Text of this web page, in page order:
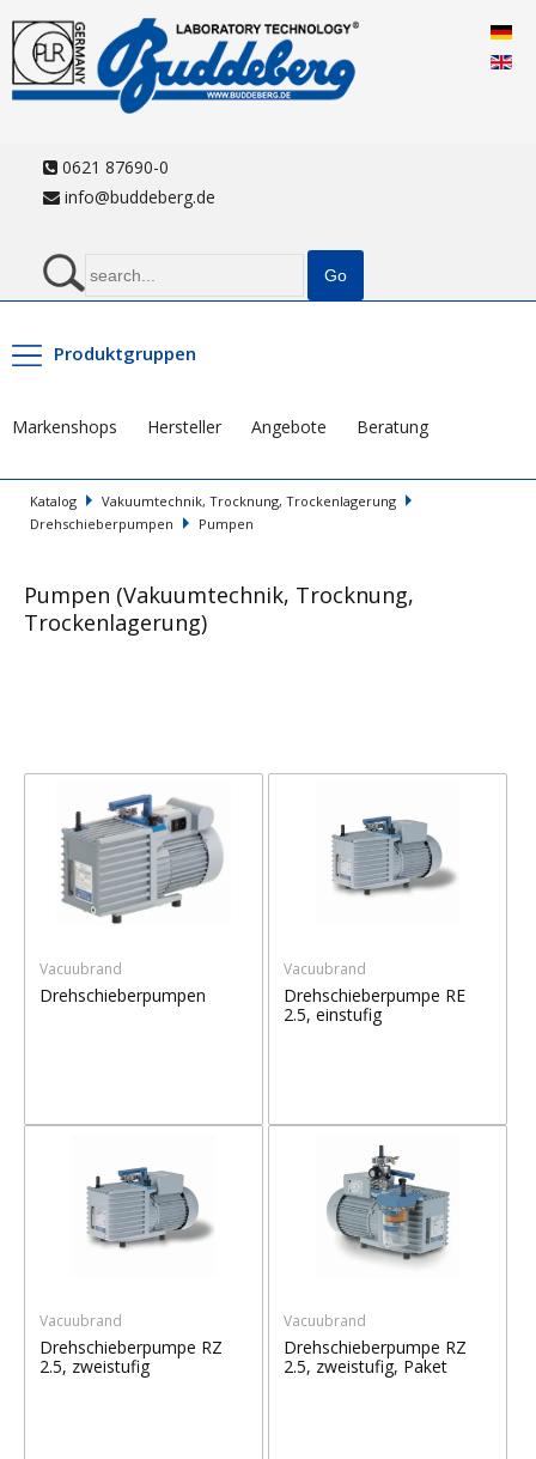
0621 87690-0
info@buddeberg.de
Produktgruppen
Markenshops Hersteller Angebote Beratung
Katalog
Vakuumtechnik, Trocknung, Trockenlagerung
Drehschieberpumpen
Pumpen
Pumpen (Vakuumtechnik, Trocknung,
Trockenlagerung)
Vacuubrand
Drehschieberpumpen
Vacuubrand
Drehschieberpumpe RE
2.5, einstufig
Vacuubrand
Drehschieberpumpe RZ
2.5, zweistufig
Vacuubrand
Drehschieberpumpe RZ
2.5, zweistufig, Paket